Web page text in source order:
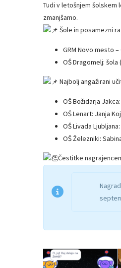
Tudi v letošnjem
zmanjšamo.
Šole in posamezni
GRM Novo mesto
OŠ Dragomelj: šola
Najbolj angažirani
OŠ Božidarja
OŠ Lenart: Janja
OŠ Livada
OŠ Železniki:
Čestitke